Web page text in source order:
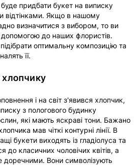
придбати букет на виписку
відтінками. Якщо в нашому
визначитися з вибором, то ви
до наших флористів.
оптимальну композицію та
її.
хлопчику
і на світ з'явився хлопчик,
з пологового будинку
які мають яскраві тони. Бажано
мав чіткі контурні лінії. В
букети виходять із гладіолуса та
до класичних чоловічих квітів, а
Вони символізують